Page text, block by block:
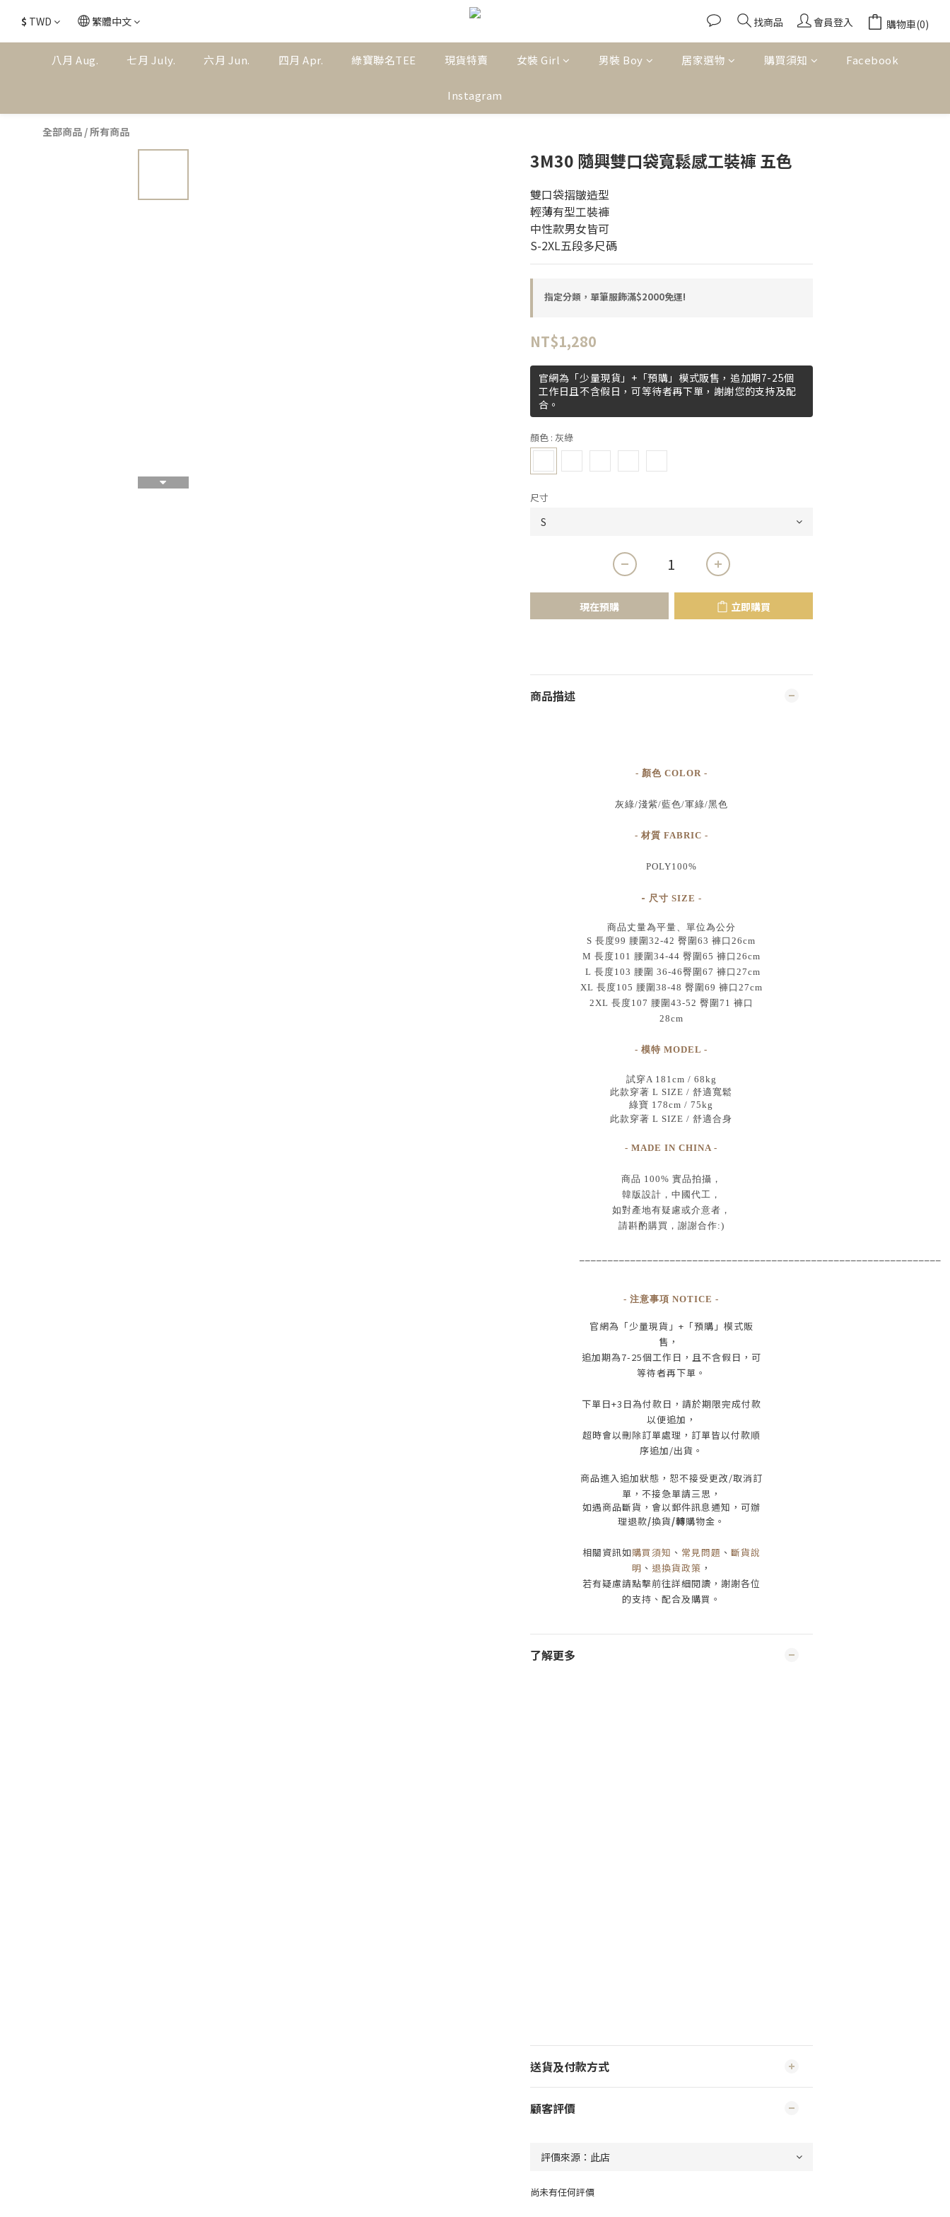
$ TWD 繁體中文 找商品 會員登入 購物車(0)
八月 Aug. 七月 July. 六月 Jun. 四月 Apr. 綠寶聯名TEE 現貨特賣 女裝 Girl 男裝 Boy 居家選物 購買須知 Facebook
Instagram
全部商品 /所有商品
3M30 隨興雙口袋寬鬆感工裝褲 五色
雙口袋摺皺造型
輕薄有型工裝褲
中性款男女皆可
S-2XL五段多尺碼
指定分類，單筆服飾滿$2000免運!
NT$1,280
官網為「少量現貨」+「預購」模式販售，追加期7-25個
工作日且不含假日，可等待者再下單，謝謝您的支持及配
合。
顏色 : 灰綠
尺寸
現在預購 立即購買
商品描述
- 顏色 COLOR -
灰綠/淺紫/藍色/軍綠/黑色
- 材質 FABRIC -
POLY100%
- 尺寸 SIZE -
商品丈量為平量、單位為公分
S 長度99 腰圍32-42 臀圍63 褲口26cm
M 長度101 腰圍34-44 臀圍65 褲口26cm
L 長度103 腰圍 36-46臀圍67 褲口27cm
XL 長度105 腰圍38-48 臀圍69 褲口27cm
2XL 長度107 腰圍43-52 臀圍71 褲口
28cm
- 模特 MODEL -
試穿A 181cm / 68kg
此款穿著 L SIZE / 舒適寬鬆
綠寶 178cm / 75kg
此款穿著 L SIZE / 舒適合身
- MADE IN CHINA -
商品 100% 實品拍攝 ，
韓版設計，中國代工 ，
如對產地有疑慮或介意者，
請斟酌購買， 謝謝合作:)
- 注意事項 NOTICE -
官網為 「少量現貨」+ 「預購」模式販
售，
追加期為7-25個工作日 ，且不含假日 ， 可
等待者再下單 。
下單日+3 日為付款日，請於期限完成付款
以便追加，
超時會以刪除訂單處理，訂單皆以付款順
序追加/出貨 。
商品進入追加狀態，恕不接受更改/取消訂
單， 不接急單請三思 ，
如遇商品斷貨，會以郵件訊息通知，可辦
理退款/換貨/轉購物金。
相關資訊如購買須知 、 常見問題 、 斷貨說
明 、 退換貨政策 ，
若有疑慮請點擊前往詳細閱讀，謝謝各位
的支持、配合及購買 。
了解更多
送貨及付款方式
顧客評價
尚未有任何評價